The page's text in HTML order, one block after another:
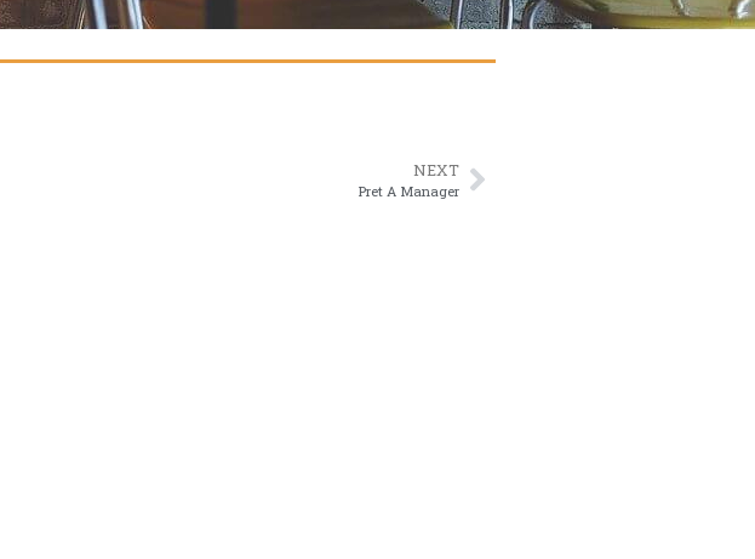
NEXT
Pret A Manager